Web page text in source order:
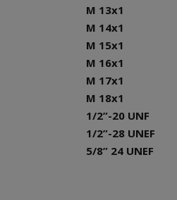
M 13x1
M 14x1
M 15x1
M 16x1
M 17x1
M 18x1
1/2”-20 UNF
1/2”-28 UNEF
5/8” 24 UNEF